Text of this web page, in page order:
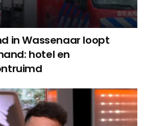
in Wassenaar loopt
hotel en